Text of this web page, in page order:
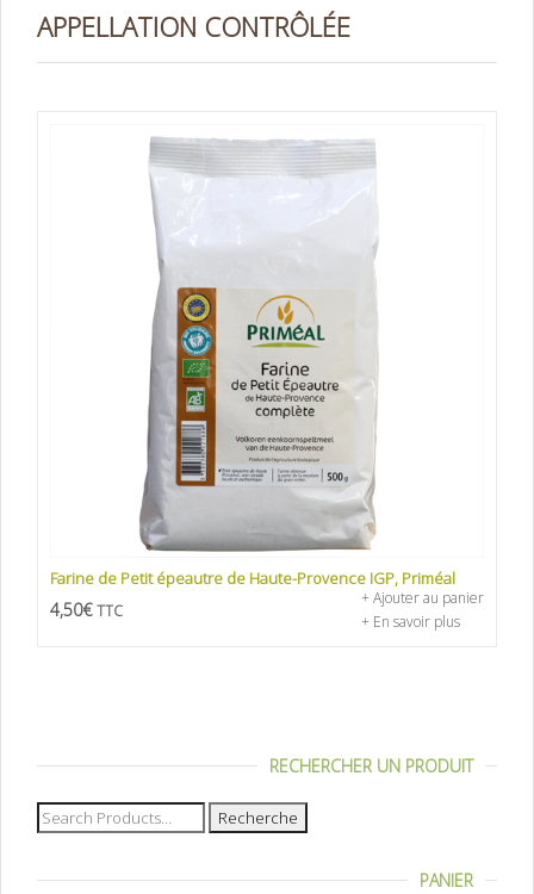
APPELLATION CONTRÔLÉE
Farine de Petit épeautre de Haute-Provence IGP, Priméal
4,50€ TTC
+ Ajouter au panier
+ En savoir plus
RECHERCHER UN PRODUIT
Recherche
pour :
PANIER